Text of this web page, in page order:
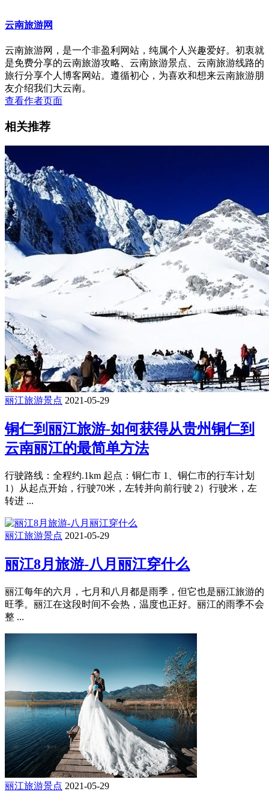
云南旅游网
云南旅游网，是一个非盈利网站，纯属个人兴趣爱好。初衷就
是免费分享的云南旅游攻略、云南旅游景点、云南旅游线路的
旅行分享个人博客网站。遵循初心，为喜欢和想来云南旅游朋
友介绍我们大云南。
查看作者页面
相关推荐
丽江旅游景点 2021-05-29
铜仁到丽江旅游-如何获得从贵州铜仁到
云南丽江的最简单方法
行驶路线：全程约.1km 起点：铜仁市 1、铜仁市的行车计划
1）从起点开始，行驶70米，左转并向前行驶 2）行驶米，左
转进 ...
丽江旅游景点 2021-05-29
丽江8月旅游-八月丽江穿什么
丽江每年的六月，七月和八月都是雨季，但它也是丽江旅游的
旺季。丽江在这段时间不会热，温度也正好。丽江的雨季不会
整 ...
丽江旅游景点 2021-05-29